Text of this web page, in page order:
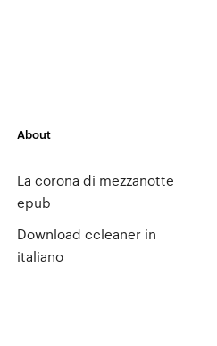
About
La corona di mezzanotte
epub
Download ccleaner in
italiano